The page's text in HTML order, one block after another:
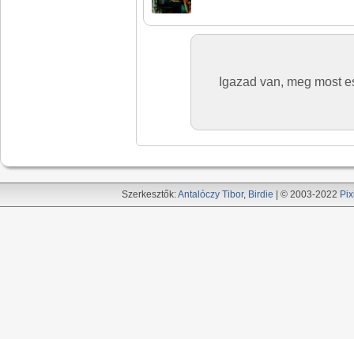
Igazad van, meg most
Szerkesztők:Antalóczy Tibor, Birdie | © 2003-2022